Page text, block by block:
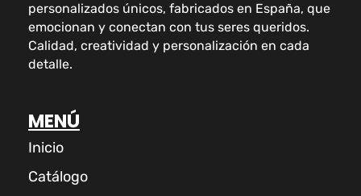
personalizados únicos, fabricados en España, que
emocionan y conectan con tus seres queridos.
Calidad, creatividad y personalización en cada
detalle.
MENÚ
Inicio
Catálogo